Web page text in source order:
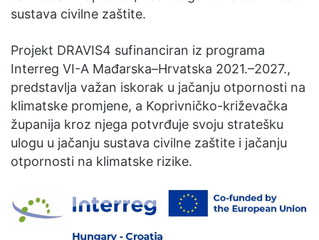
sustava civilne zaštite.
Projekt DRAVIS4 sufinanciran iz programa
Interreg VI-A Mađarska–Hrvatska 2021.–2027.,
predstavlja važan iskorak u jačanju otpornosti na
klimatske promjene, a Koprivničko-križevačka
županija kroz njega potvrđuje svoju stratešku
ulogu u jačanju sustava civilne zaštite i jačanju
otpornosti na klimatske rizike.